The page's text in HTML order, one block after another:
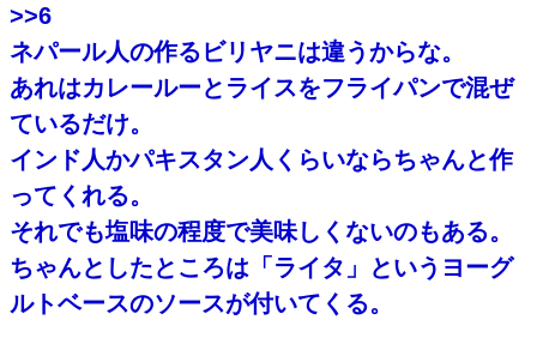
>>6
ネパール人の作るビリヤニは違うからな。
あれはカレールーとライスをフライパンで混ぜ
ているだけ。
インド人かパキスタン人くらいならちゃんと作
ってくれる。
それでも塩味の程度で美味しくないのもある。
ちゃんとしたところは「ライタ」というヨーグ
ルトベースのソースが付いてくる。